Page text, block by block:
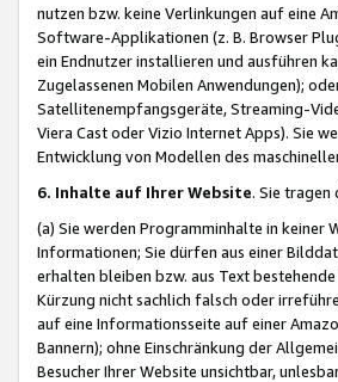
nutzen bzw. keine Verlinkungen auf eine
Software-Applikationen (z. B. Browser
ein Endnutzer installieren und ausführen
Zugelassenen Mobilen Anwendungen);
Satellitenempfangsgeräte, Streaming-
Viera Cast oder Vizio Internet Apps). Sie
Entwicklung von Modellen des
6. Inhalte auf Ihrer Website. Sie
(a) Sie werden Programminhalte in keiner
Informationen; Sie dürfen aus einer
erhalten bleiben bzw. aus Text
Kürzung nicht sachlich falsch oder
auf eine Informationsseite auf einer
Bannern); ohne Einschränkung der
Besucher Ihrer Website unsichtbar,